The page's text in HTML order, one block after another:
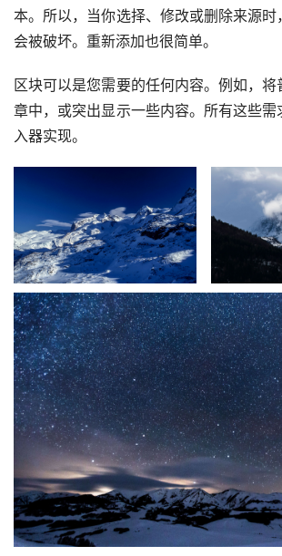
本。所以，当你选择、修改或删除来源
会被破坏。重新添加也很简单。
区块可以是您需要的任何内容。例如，
章中，或突出显示一些内容。所有这些
入器实现。